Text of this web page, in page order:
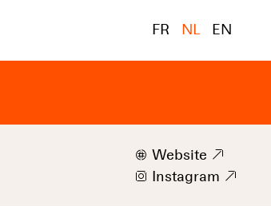
FR NL EN
w Website 9
i
Instagram 9